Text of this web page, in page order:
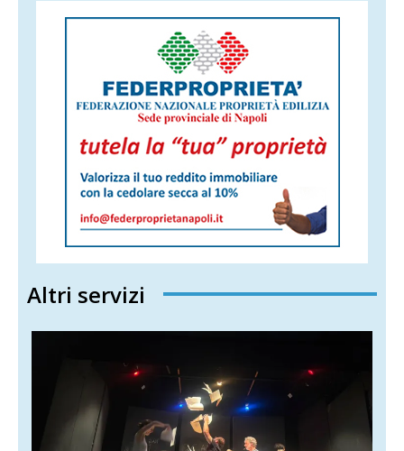
Altri servizi